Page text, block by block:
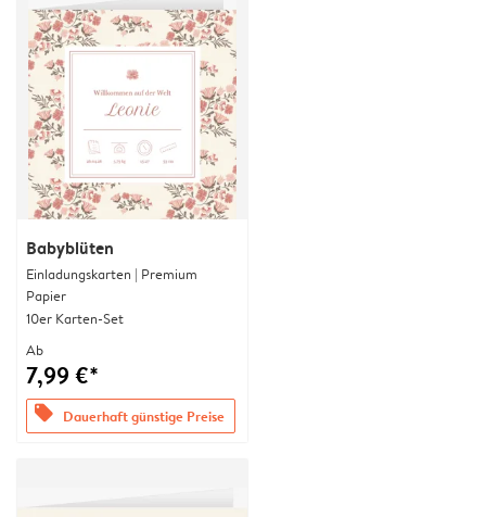
Babyblüten
Einladungskarten | Premium
Papier
10er Karten-Set
Ab
7,99 €*
offers Dauerhaft günstige Preise